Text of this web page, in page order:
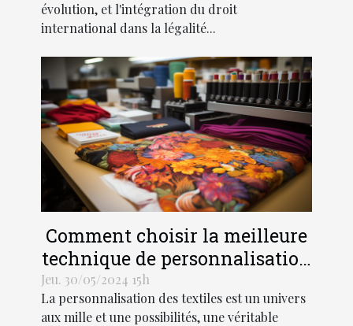
évolution, et l'intégration du droit
international dans la légalité...
Comment choisir la meilleure
technique de personnalisation
pour vos textiles
Jeu. 30/05/2024 15h
La personnalisation des textiles est un univers
aux mille et une possibilités, une véritable